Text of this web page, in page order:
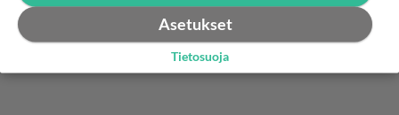
Asetukset
Tietosuoja